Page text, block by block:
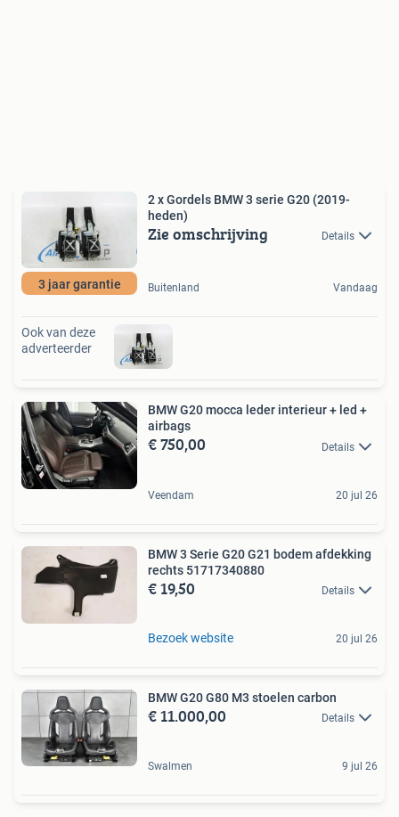
3 jaar garantie
2 x Gordels BMW 3 serie G20 (2019-
heden)
Zie omschrijving Details
Buitenland Vandaag
Ook van deze
adverteerder
BMW G20 mocca leder interieur + led +
airbags
€ 750,00 Details
Veendam 20 jul 26
BMW 3 Serie G20 G21 bodem afdekking
rechts 51717340880
€ 19,50 Details
Bezoek website 20 jul 26
BMW G20 G80 M3 stoelen carbon
€ 11.000,00 Details
Swalmen 9 jul 26